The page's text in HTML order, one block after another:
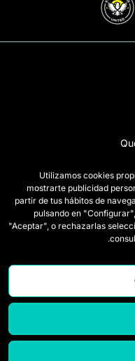
Utilizamos cookies
mostrarte publicidad
partir de tus hábitos de
pulsando en
"Aceptar", o rechazarlas
.